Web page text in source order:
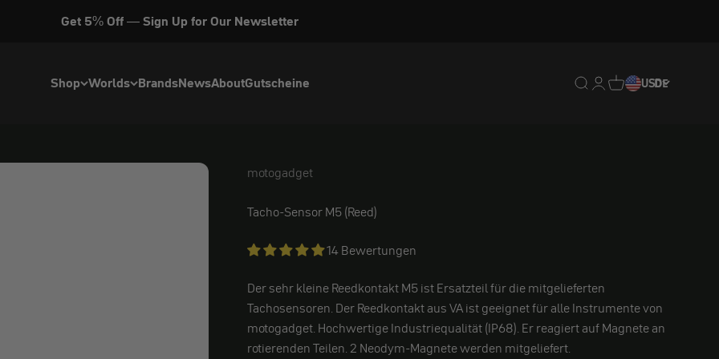
Get 5% Off — Sign Up for Our Newsletter
Shop Worlds BrandsNewsAboutGutscheine Translation missing:
Translation missing:
Translation
USDDE
motogadget
motogadget
Tacho-Sensor M5 (Reed)
14 Bewertungen
Der sehr kleine Reedkontakt M5 ist Ersatzteil für die mitgelieferten
Tachosensoren. Der Reedkontakt aus VA ist geeignet für alle Instrumente von
motogadget. Hochwertige Industriequalität (IP68). Er reagiert auf Magnete an
rotierenden Teilen. 2 Neodym-Magnete werden mitgeliefert.